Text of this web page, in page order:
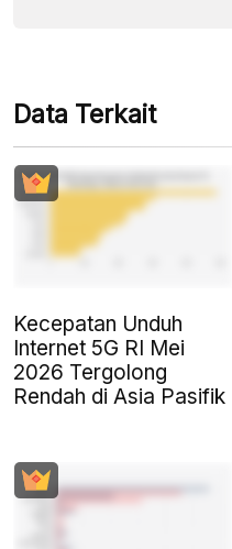
Data Terkait
Kecepatan Unduh
Internet 5G RI Mei
2026 Tergolong
Rendah di Asia Pasifik